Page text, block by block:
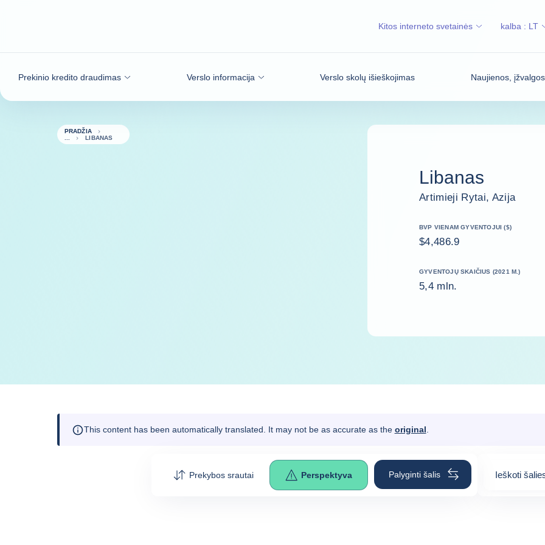
Prekinio kredito draudimas Verslo informacija Verslo skolų išieškojimas Naujienos,
Kitos interneto svetainės kalba : LT
PRADŽIA
LIBANAS
Libanas
Artimieji Rytai, Azija
BVP VIENAM GYVENTOJUI ($)
$4,486.9
GYVENTOJŲ SKAIČIUS (2021 M.)
5,4 mln.
This content has been automatically translated. It may not be as accurate as the original
Prekybos srautai Perspektyva Palyginti šalis Ieškoti